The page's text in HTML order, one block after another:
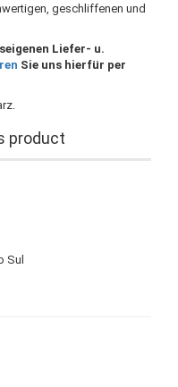
geschliffenen und
Liefer- u.
Sie uns hierfür per
product
Sul